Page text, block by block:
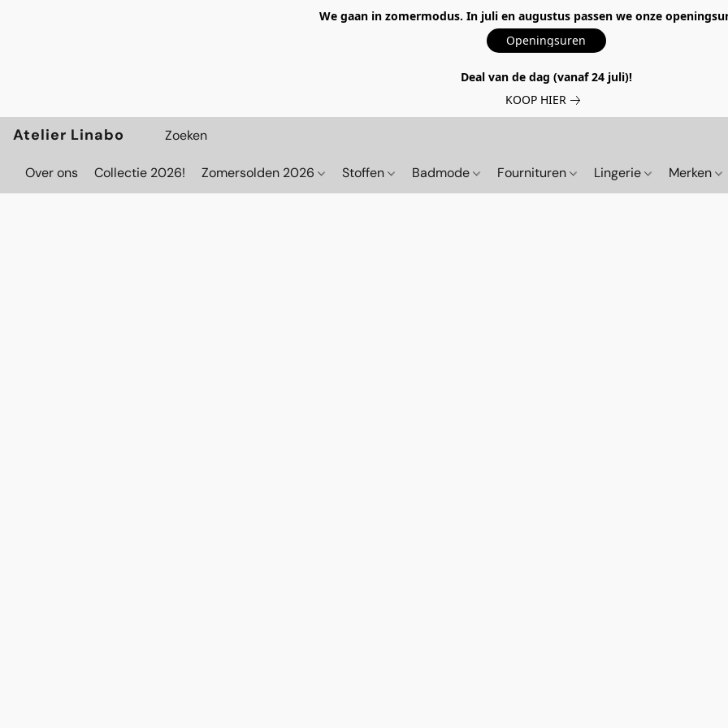
We gaan in zomermodus. In juli en augustus passen we onze
Openingsuren
Deal van de dag (vanaf 24 juli)!
KOOP HIER
Atelier Linabo
Over ons Collectie 2026! Zomersolden 2026 Stoffen Badmode Fournituren Lingerie Merken